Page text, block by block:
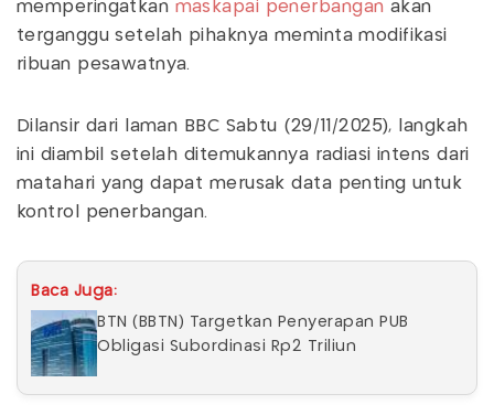
memperingatkan maskapai penerbangan akan
terganggu setelah pihaknya meminta modifikasi
ribuan pesawatnya.
Dilansir dari laman BBC Sabtu (29/11/2025), langkah
ini diambil setelah ditemukannya radiasi intens dari
matahari yang dapat merusak data penting untuk
kontrol penerbangan.
Baca Juga:
BTN (BBTN) Targetkan Penyerapan PUB
Obligasi Subordinasi Rp2 Triliun